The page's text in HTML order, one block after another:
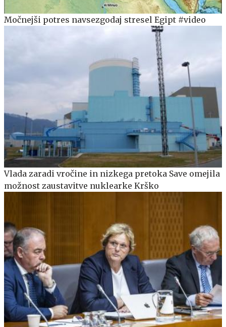
Močnejši potres navsezgodaj stresel Egipt #video
Vlada zaradi vročine in nizkega pretoka Save omejila
možnost zaustavitve nuklearke Krško